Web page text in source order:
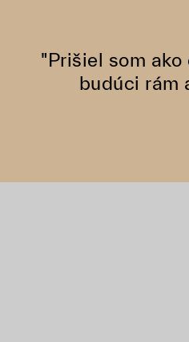
"Prišiel som
budúci rám